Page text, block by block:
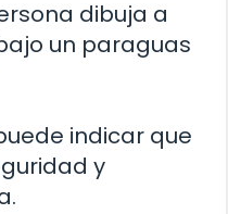
dibuja a
un paraguas
indicar que
y